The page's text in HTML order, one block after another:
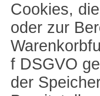
Cookies,
oder zur
f DSGVO
der